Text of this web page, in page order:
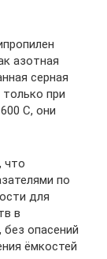
азотная
серная
при
С, они
что
по
для
в
опасений
ёмкостей